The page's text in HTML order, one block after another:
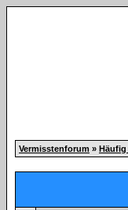
Vermisstenforum » Häufig